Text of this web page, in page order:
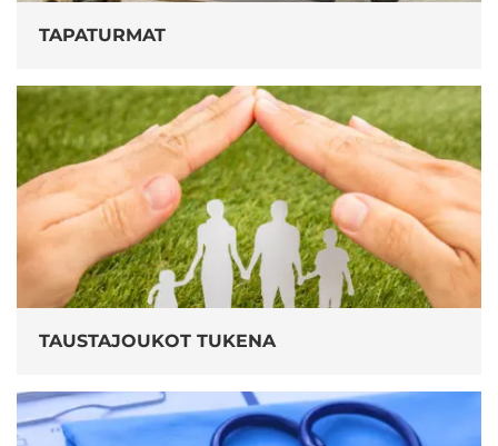
TAPATURMAT
TAUSTAJOUKOT TUKENA